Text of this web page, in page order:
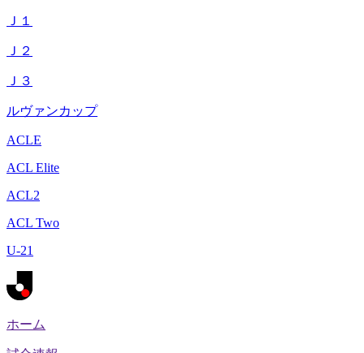
Ｊ１
Ｊ２
Ｊ３
ルヴァンカップ
ACLE
ACL Elite
ACL2
ACL Two
U-21
ホーム